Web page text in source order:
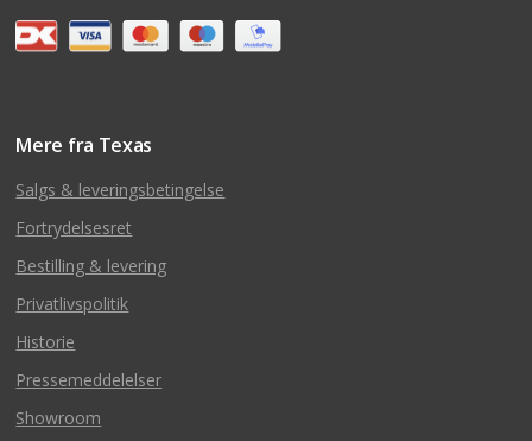
Mere fra Texas
Salgs & leveringsbetingelse
Fortrydelsesret
Bestilling & levering
Privatlivspolitik
Historie
Pressemeddelelser
Showroom